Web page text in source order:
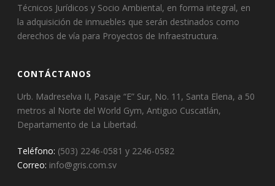
Técnicos Jurídicos y Socio Ambiental, en forma integral, en
la adquisición de inmuebles que serán destinados como
derechos de vía para Proyectos de Infraestructura.
CONTÁCTANOS
Urb. Madreselva II, Pasaje “E” Sur, No. 11, Santa Elena, a 50
metros al Norte del World Gym, Antiguo Cuscatlán,
Departamento de La Libertad.
Teléfono: (503) 2246-0581 y 2246-0582
Correo: info@gris.com.sv